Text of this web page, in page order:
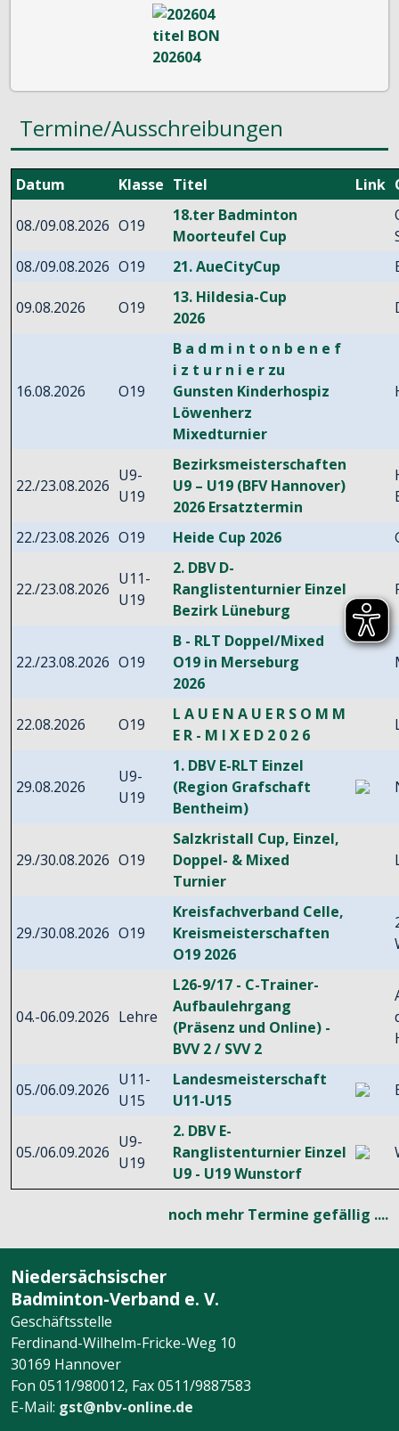
Termine/Ausschreibungen
Datum Klasse Titel Link
08./09.08.2026 O19
18.ter Badminton
Moorteufel Cup
08./09.08.2026 O19 21. AueCityCup
09.08.2026 O19
13. Hildesia-Cup
2026
16.08.2026 O19
B a d m i n t o n b e n e f
i z t u r n i e r zu
Gunsten Kinderhospiz
Löwenherz
Mixedturnier
22./23.08.2026
U9-
U19
Bezirksmeisterschaften
U9 – U19 (BFV Hannover)
2026 Ersatztermin
22./23.08.2026 O19 Heide Cup 2026
22./23.08.2026
U11-
U19
2. DBV D-
Ranglistenturnier Einzel
Bezirk Lüneburg
22./23.08.2026 O19
B - RLT Doppel/Mixed
O19 in Merseburg
2026
22.08.2026 O19
L A U E N A U E R S O M M
E R - M I X E D 2 0 2 6
29.08.2026
U9-
U19
1. DBV E-RLT Einzel
(Region Grafschaft
Bentheim)
29./30.08.2026 O19
Salzkristall Cup, Einzel,
Doppel- & Mixed
Turnier
29./30.08.2026 O19
Kreisfachverband Celle,
Kreismeisterschaften
O19 2026
04.-06.09.2026 Lehre
L26-9/17 - C-Trainer-
Aufbaulehrgang
(Präsenz und Online) -
BVV 2 / SVV 2
05./06.09.2026
U11-
U15
Landesmeisterschaft
U11-U15
05./06.09.2026
U9-
U19
2. DBV E-
Ranglistenturnier Einzel
U9 - U19 Wunstorf
noch mehr Termine gefällig ....
Niedersächsischer
Badminton-Verband e. V.
Geschäftsstelle
Ferdinand-Wilhelm-Fricke-Weg 10
30169 Hannover
Fon 0511/980012, Fax 0511/9887583
E-Mail: gst@nbv-online.de